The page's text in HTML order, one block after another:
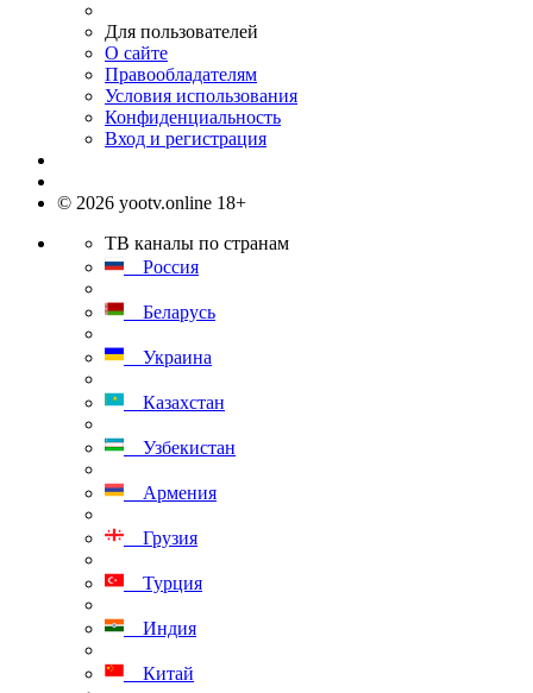
Для пользователей
О сайте
Правообладателям
Условия использования
Конфиденциальность
Вход и регистрация
© 2026 yootv.online 18+
ТВ каналы по странам
Россия
Беларусь
Украина
Казахстан
Узбекистан
Армения
Грузия
Турция
Индия
Китай